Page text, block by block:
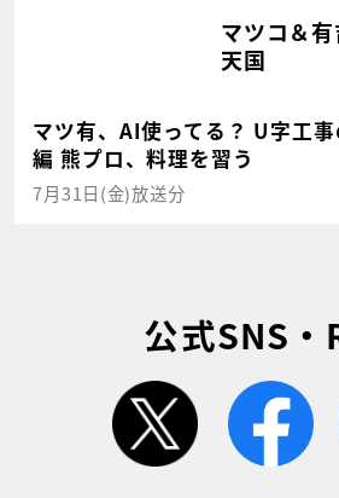
マツコ＆
天国
マツ有、AI使ってる？ U字工
編 熊プロ、料理を習う
7月31日(金)放送分
公式SNS・
twitter